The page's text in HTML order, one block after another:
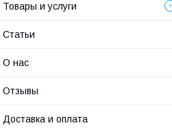
Товары и услуги
Статьи
О нас
Отзывы
Доставка и оплата